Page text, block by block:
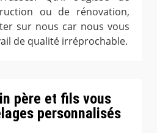
ou de rénovation,
sur nous car nous vous
de qualité irréprochable.
père et fils vous
personnalisés